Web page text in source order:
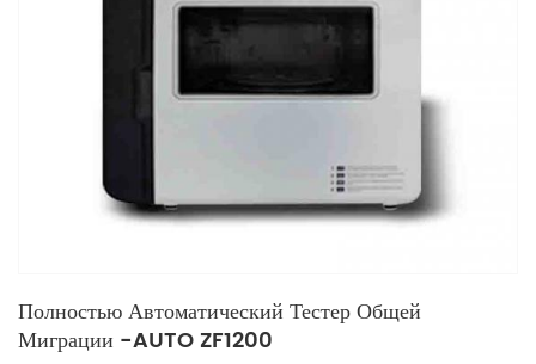
Полностью Автоматический Тестер Общей
Миграции -AUTO ZF1200